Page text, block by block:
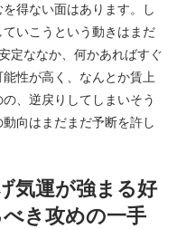
得ない面はあります。し
いこうという動きはまだ
定ななか、何かあればすぐ
性が高く、なんとか賃上
、逆戻りしてしまいそう
向はまだまだ予断を許し
気運が強まる好
き攻めの一手